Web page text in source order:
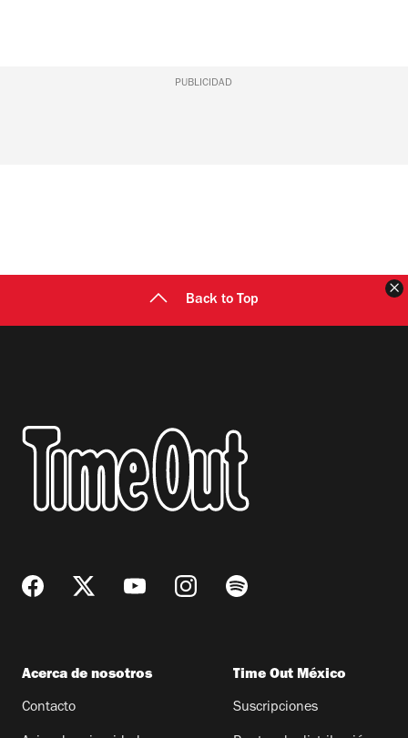
PUBLICIDAD
Back to Top
Acerca de nosotros
Contacto
Time Out México
Suscripciones